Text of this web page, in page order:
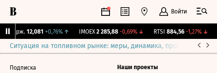
Войти
Бирж. 12,081 +0,76%↑ IMOEX 2 285,88 -0,69%↓ RTSI 884,56 -1,27%↓
Ситуация на топливном рынке: меры, динамика, прогнозы
Подписка Наши проекты